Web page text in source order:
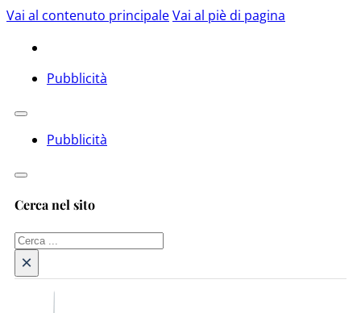
Vai al contenuto principaleVai al piè di pagina
Pubblicità
Pubblicità
Cerca nel sito
Cerca
×